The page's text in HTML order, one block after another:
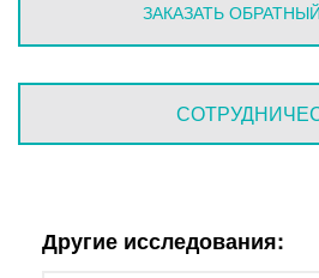
ЗАКАЗАТЬ
Другие исследования: